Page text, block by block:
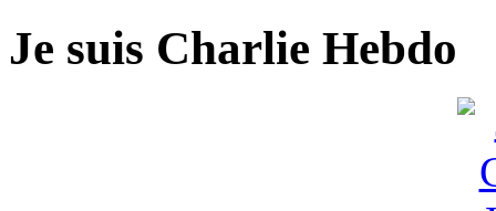
Je suis Charlie Hebdo